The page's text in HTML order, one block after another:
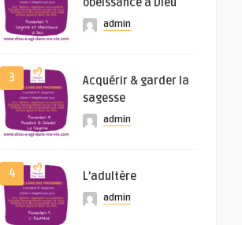
obéissance à Dieu
admin
3
Acquérir & garder la
sagesse
admin
4 L’adultère
admin